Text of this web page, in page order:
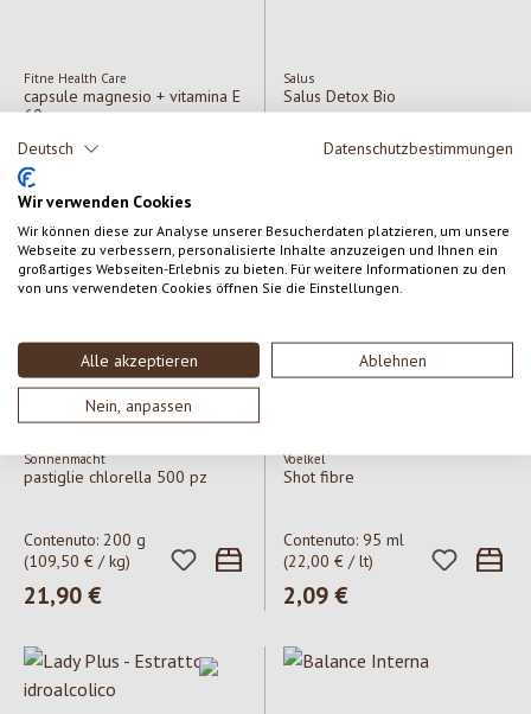
Deutsch Datenschutzbestimmungen
Wir verwenden Cookies
Wir können diese zur Analyse unserer Besucherdaten platzieren, um unsere
Webseite zu verbessern, personalisierte Inhalte anzuzeigen und Ihnen ein
großartiges Webseiten-Erlebnis zu bieten. Für weitere Informationen zu den
von uns verwendeten Cookies öffnen Sie die Einstellungen.
Alle akzeptieren Ablehnen
Nein, anpassen
Fitne Health Care
capsule magnesio + vitamina E
60pz
Prezzo normale:
11,99 €
Salus
Salus Detox Bio
Contenuto:250 ml
Sonnenmacht
pastiglie chlorella 500 pz
Contenuto: 200 g
(109,50 € / kg)
Prezzo normale:
21,90 €
Voelkel
Shot fibre
Contenuto: 95 ml
(22,00 € / lt)
Prezzo normale:
2,09 €